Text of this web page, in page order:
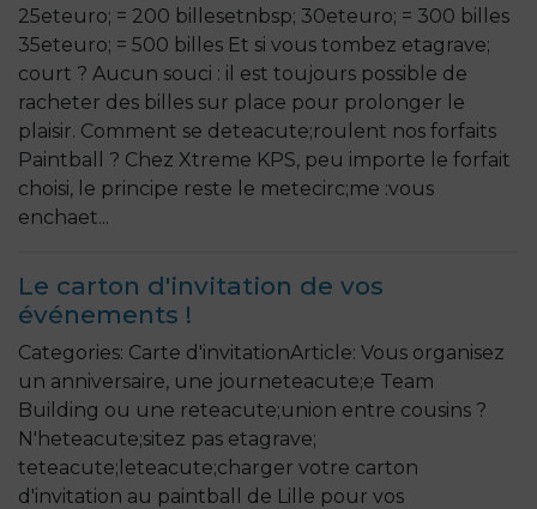
25eteuro; = 200 billesetnbsp; 30eteuro; = 300 billes
35eteuro; = 500 billes Et si vous tombez etagrave;
court ? Aucun souci : il est toujours possible de
racheter des billes sur place pour prolonger le
plaisir. Comment se deteacute;roulent nos forfaits
Paintball ? Chez Xtreme KPS, peu importe le forfait
choisi, le principe reste le metecirc;me :vous
enchaet...
Le carton d'invitation de vos
événements !
Categories: Carte d'invitationArticle: Vous organisez
un anniversaire, une journeteacute;e Team
Building ou une reteacute;union entre cousins ?
N'heteacute;sitez pas etagrave;
teteacute;leteacute;charger votre carton
d'invitation au paintball de Lille pour vos